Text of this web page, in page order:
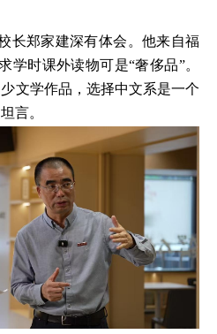
长郑家建深有体会。他来自福
学时课外读物可是“奢侈品”。
文学作品，选择中文系是一个
言。